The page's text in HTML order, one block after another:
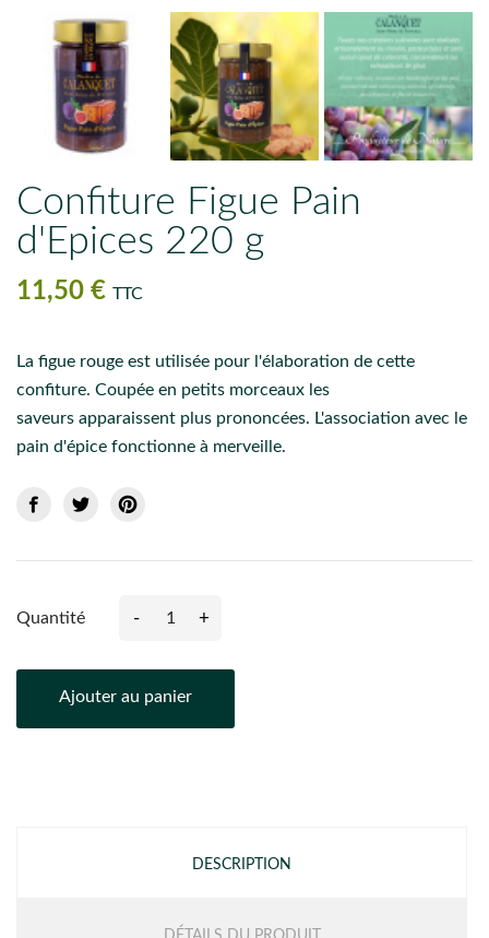
Confiture Figue Pain
d'Epices 220 g
11,50 € TTC
La figue rouge est utilisée pour l'élaboration de cette
confiture. Coupée en petits morceaux les
saveurs apparaissent plus prononcées. L'association avec le
pain d'épice fonctionne à merveille.
Quantité - +
Ajouter au panier
DESCRIPTION